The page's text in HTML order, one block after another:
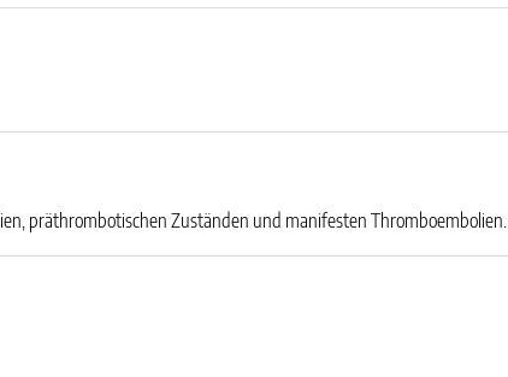
präthrombotischen Zuständen und manifesten Thromboembolien.